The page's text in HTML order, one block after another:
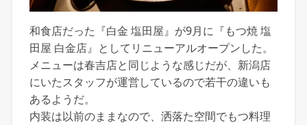
和食店だった『白金 塩田屋』が9月に『もつ焼 塩
田屋 白金店』としてリニューアルオープンした。
メニューは春吉店と同じような感じだが、新潟店
にいたスタッフが運営しているので若干の違いも
あるようだ。
内装は以前のままなので、洒落た空間でもつ料理